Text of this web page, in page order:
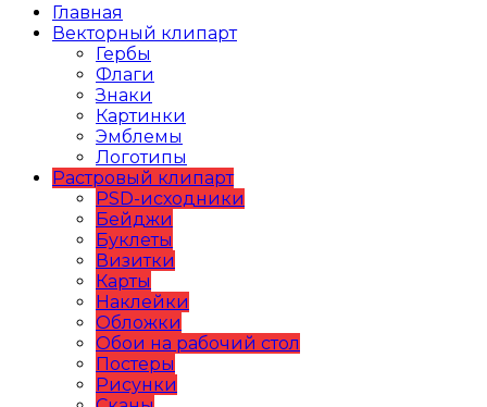
Главная
Векторный клипарт
Гербы
Флаги
Знаки
Картинки
Эмблемы
Логотипы
Растровый клипарт
PSD-исходники
Бейджи
Буклеты
Визитки
Карты
Наклейки
Обложки
Обои на рабочий стол
Постеры
Рисунки